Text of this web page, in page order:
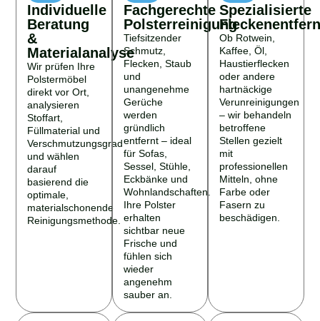
Individuelle
Beratung
&
Materialanalyse
Wir prüfen Ihre
Polstermöbel
direkt vor Ort,
analysieren
Stoffart,
Füllmaterial und
Verschmutzungsgrad
und wählen
darauf
basierend die
optimale,
materialschonende
Reinigungsmethode.
Fachgerechte
Polsterreinigung
Tiefsitzender
Schmutz,
Flecken, Staub
und
unangenehme
Gerüche
werden
gründlich
entfernt – ideal
für Sofas,
Sessel, Stühle,
Eckbänke und
Wohnlandschaften.
Ihre Polster
erhalten
sichtbar neue
Frische und
fühlen sich
wieder
angenehm
sauber an.
Spezialisierte
Ob Rotwein,
Kaffee, Öl,
Haustierflecken
oder andere
hartnäckige
Verunreinigungen
– wir behandeln
betroffene
Stellen gezielt
mit
professionellen
Mitteln, ohne
Farbe oder
Fasern zu
beschädigen.